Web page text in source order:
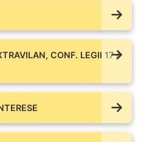
CONF. LEGII 17 /